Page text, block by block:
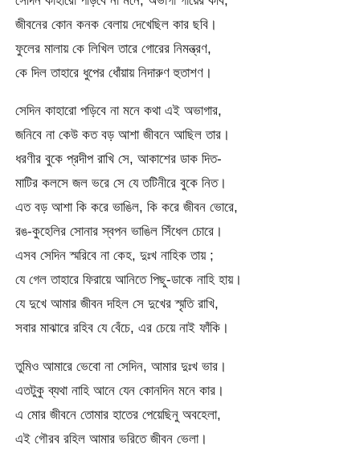
জীবনের কোন কনক বেলায় দেখেছিল কার ছবি।
ফুলের মালায় কে লিখিল তারে গোরের নিমন্ত্রণ,
কে দিল তাহারে ধুপের ধোঁয়ায় নিদারুণ হুতাশণ।
সেদিন কাহারো পড়িবে না মনে কথা এই অভাগার,
জনিবে না কেউ কত বড় আশা জীবনে আছিল তার।
ধরণীর বুকে প্রদীপ রাখি সে, আকাশের ডাক দিত-
মাটির কলসে জল ভরে সে যে তটিনীরে বুকে নিত।
এত বড় আশা কি করে ভাঙিল, কি করে জীবন ভোরে,
রঙ-কুহেলির সোনার স্বপন ভাঙিল সিঁধেল চোরে।
এসব সেদিন স্মরিবে না কেহ, দুঃখ নাহিক তায় ;
যে গেল তাহারে ফিরায়ে আনিতে পিছু-ডাকে নাহি হায়।
যে দুখে আমার জীবন দহিল সে দুখের স্মৃতি রাখি,
সবার মাঝারে রহিব যে বেঁচে, এর চেয়ে নাই ফাঁকি।
তুমিও আমারে ভেবো না সেদিন, আমার দুঃখ ভার।
এতটুকু ব্যথা নাহি আনে যেন কোনদিন মনে কার।
এ মোর জীবনে তোমার হাতের পেয়েছিনু অবহেলা,
এই গৌরব রহিল আমার ভরিতে জীবন ভেলা।